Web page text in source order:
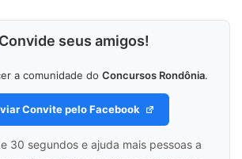
seus amigos!
a comunidade do Concursos Rondônia.
Convite pelo Facebook
30 segundos e ajuda mais pessoas a